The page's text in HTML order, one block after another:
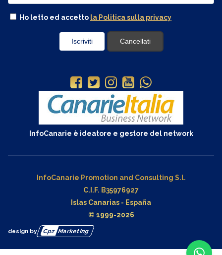
Ho letto ed accetto la Politica sulla privacy
InfoCanarie è ideatore e gestore del network
InfoCanarie Promotion and Consulting S.l.
C.I.F. B35976927
Islas Canarias - España
© 1999-2026
design by CpzMarketing